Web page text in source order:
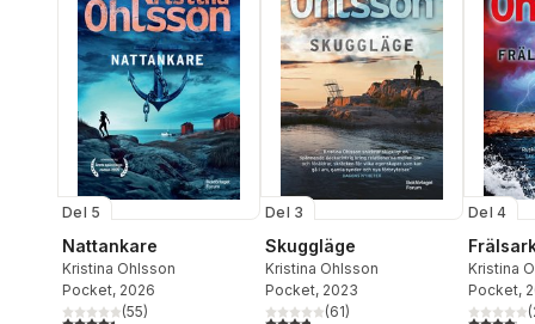
Del 5
Nattankare
Kristina Ohlsson
Pocket, 2026
4,4utav 5 stjärnor. Totalt antal röster:
(55)
Del 3
Skuggläge
Kristina Ohlsson
Pocket, 2023
3,8utav 5 stjärnor. Totalt antal röster:
(61)
Del 4
Kristina
Pocket,
4,1utav 5(